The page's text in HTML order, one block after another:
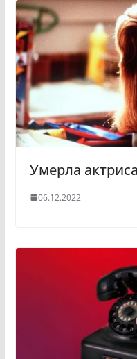
Умерла
06.12.2022